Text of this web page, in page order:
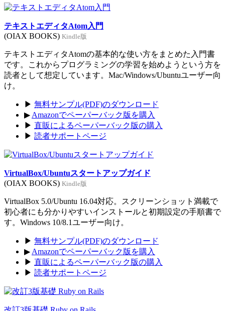
テキストエディタAtom入門
(OIAX BOOKS) Kindle版
テキストエディタAtomの基本的な使い方をまとめた入門書
です。これからプログラミングの学習を始めようという方を
読者として想定しています。Mac/Windows/Ubuntuユーザー向
け。
▶ 無料サンプル(PDF)のダウンロード
▶ Amazonでペーパーバック版を購入
▶ 直販によるペーパーバック版の購入
▶ 読者サポートページ
VirtualBox/Ubuntuスタートアップガイド
(OIAX BOOKS) Kindle版
VirtualBox 5.0/Ubuntu 16.04対応。スクリーンショット満載で
初心者にも分かりやすいインストールと初期設定の手順書で
す。Windows 10/8.1ユーザー向け。
▶ 無料サンプル(PDF)のダウンロード
▶ Amazonでペーパーバック版を購入
▶ 直販によるペーパーバック版の購入
▶ 読者サポートページ